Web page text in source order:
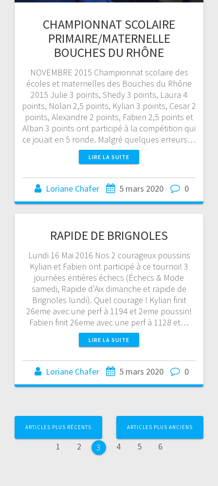
CHAMPIONNAT SCOLAIRE
PRIMAIRE/MATERNELLE
BOUCHES DU RHÔNE
NOVEMBRE 2015 Championnat scolaire des
écoles et maternelles des Bouches du Rhône
2015 Julie 3 points, Shedy 3 points, Laura 4
points, Nolan 2,5 points, Kylian 3 points, Cesar 2
points, Alexandre 2 points, Fabien 2,5 points et
Alban 3 points ont participé à la compétition qui
ce jouait en 5 ronde. Malgré quelques erreurs…
LIRE LA SUITE
Loriane Chafer 5 mars 2020 0
RAPIDE DE BRIGNOLES
Lundi 16 Mai 2016 Nos 2 courageux poussins
Kylian et Fabien ont participé à ce tournoi! 3
journées entières échecs (Échecs & Mode
samedi, Rapide d’Aix dimanche et rapide de
Brignoles lundi). Quel courage ! Kylian finit
26eme avec une perf à 1194 et 2eme poussin!
Fabien finit 26eme avec une perf à 1128 et…
LIRE LA SUITE
Loriane Chafer 5 mars 2020 0
Navigation
au
ARTICLES PLUS RÉCENTS
Page
1 Page
2 Page
3 Page
4 Page
5 Page
6
ARTICLES PLUS ANCIENS